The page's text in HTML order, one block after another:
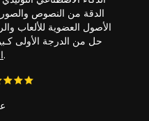
الدقة من النصوص والصور،
الأصول العضوية للألعاب
حل من الدرجة الأولى كـ
.